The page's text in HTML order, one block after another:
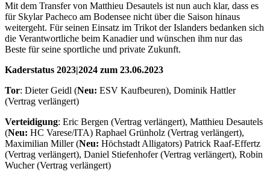
Mit dem Transfer von Matthieu Desautels ist nun auch klar, dass es
für Skylar Pacheco am Bodensee nicht über die Saison hinaus
weitergeht. Für seinen Einsatz im Trikot der Islanders bedanken sich
die Verantwortliche beim Kanadier und wünschen ihm nur das
Beste für seine sportliche und private Zukunft.
Kaderstatus 2023|2024 zum 23.06.2023
Tor: Dieter Geidl (Neu: ESV Kaufbeuren), Dominik Hattler
(Vertrag verlängert)
Verteidigung: Eric Bergen (Vertrag verlängert), Matthieu Desautels
(Neu: HC Varese/ITA) Raphael Grünholz (Vertrag verlängert),
Maximilian Miller (Neu: Höchstadt Alligators) Patrick Raaf-Effertz
(Vertrag verlängert), Daniel Stiefenhofer (Vertrag verlängert), Robin
Wucher (Vertrag verlängert)